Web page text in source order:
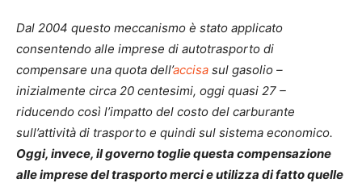
Dal 2004 questo meccanismo è stato applicato
consentendo alle imprese di autotrasporto di
compensare una quota dell’accisa sul gasolio –
inizialmente circa 20 centesimi, oggi quasi 27 –
riducendo così l’impatto del costo del carburante
sull’attività di trasporto e quindi sul sistema economico.
Oggi, invece, il governo toglie questa compensazione
alle imprese del trasporto merci e utilizza di fatto quelle